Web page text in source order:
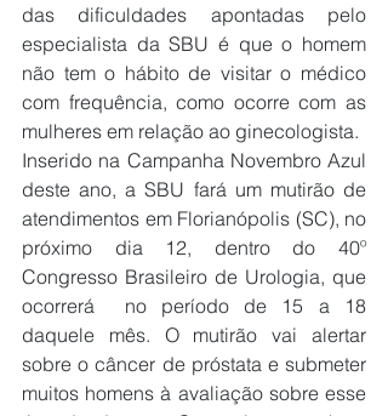
das dificuldades apontadas pelo
especialista da SBU é que o homem
não tem o hábito de visitar o médico
com frequência, como ocorre com as
mulheres em relação ao ginecologista.
Inserido na Campanha Novembro Azul
deste ano, a SBU fará um mutirão de
atendimentos em Florianópolis (SC), no
próximo dia 12, dentro do 40º
Congresso Brasileiro de Urologia, que
ocorrerá  no período de 15 a 18
daquele mês. O mutirão vai alertar
sobre o câncer de próstata e submeter
muitos homens à avaliação sobre esse